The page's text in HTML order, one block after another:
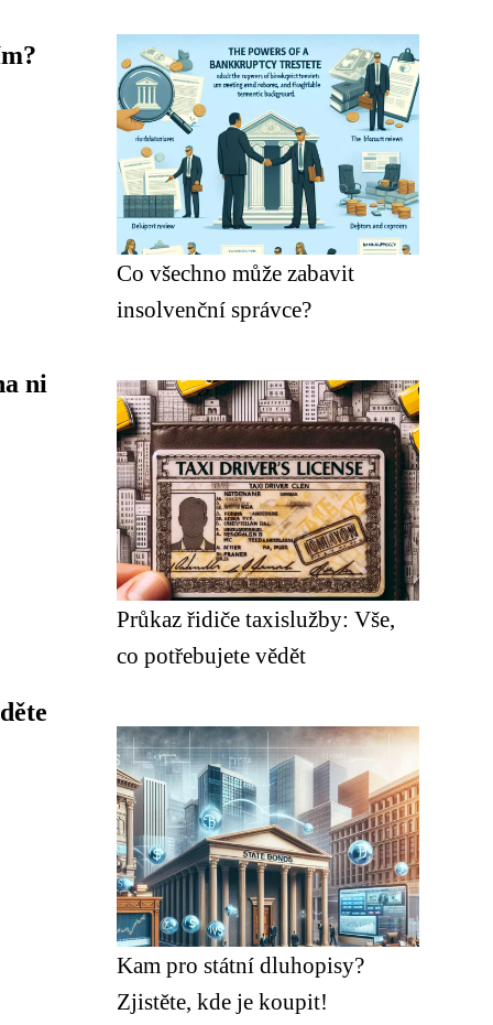
ni
Co všechno může zabavit
insolvenční správce?
Průkaz řidiče taxislužby: Vše,
co potřebujete vědět
Kam pro státní dluhopisy?
Zjistěte, kde je koupit!